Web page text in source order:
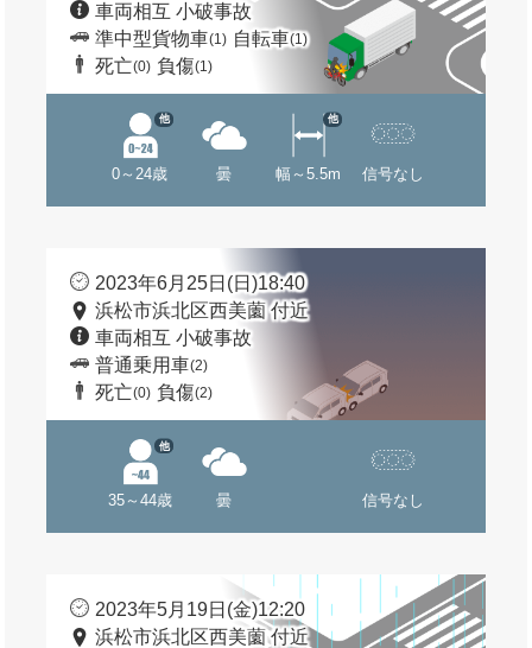
車両相互 小破事故
準中型貨物車(1) 自転車(1)
死亡(0) 負傷(1)
0～24歳
他
曇 幅～5.5m
他
信号なし
2023年6月25日(日)18:40
浜松市浜北区西美薗 付近
車両相互 小破事故
普通乗用車(2)
死亡(0) 負傷(2)
35～44歳
他
曇 信号なし
2023年5月19日(金)12:20
浜松市浜北区西美薗 付近